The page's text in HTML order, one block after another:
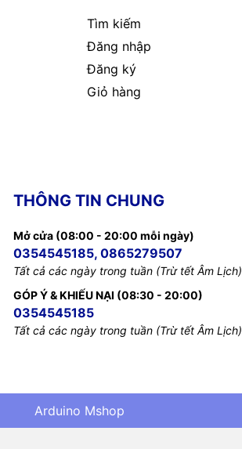
Tìm kiếm
Đăng nhập
Đăng ký
Giỏ hàng
THÔNG TIN CHUNG
Mở cửa (08:00 - 20:00 mỗi ngày)
0354545185, 0865279507
Tất cả các ngày trong tuần (Trừ tết Âm Lịch)
GÓP Ý & KHIẾU NẠI (08:30 - 20:00)
0354545185
Tất cả các ngày trong tuần (Trừ tết Âm Lịch)
Arduino Mshop